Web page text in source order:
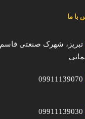
با ما
تبریز، شهرک صنعتی قاسم